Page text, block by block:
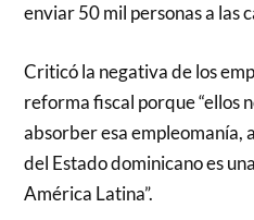
enviar 50 mil personas a las
Criticó la negativa de los
reforma fiscal porque “ellos
absorber esa empleomanía,
del Estado dominicano es
América Latina”.